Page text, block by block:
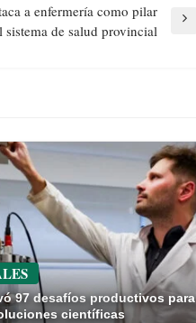
a enfermería como pilar
sistema de salud provincial
97 desafíos productivos para
científicas